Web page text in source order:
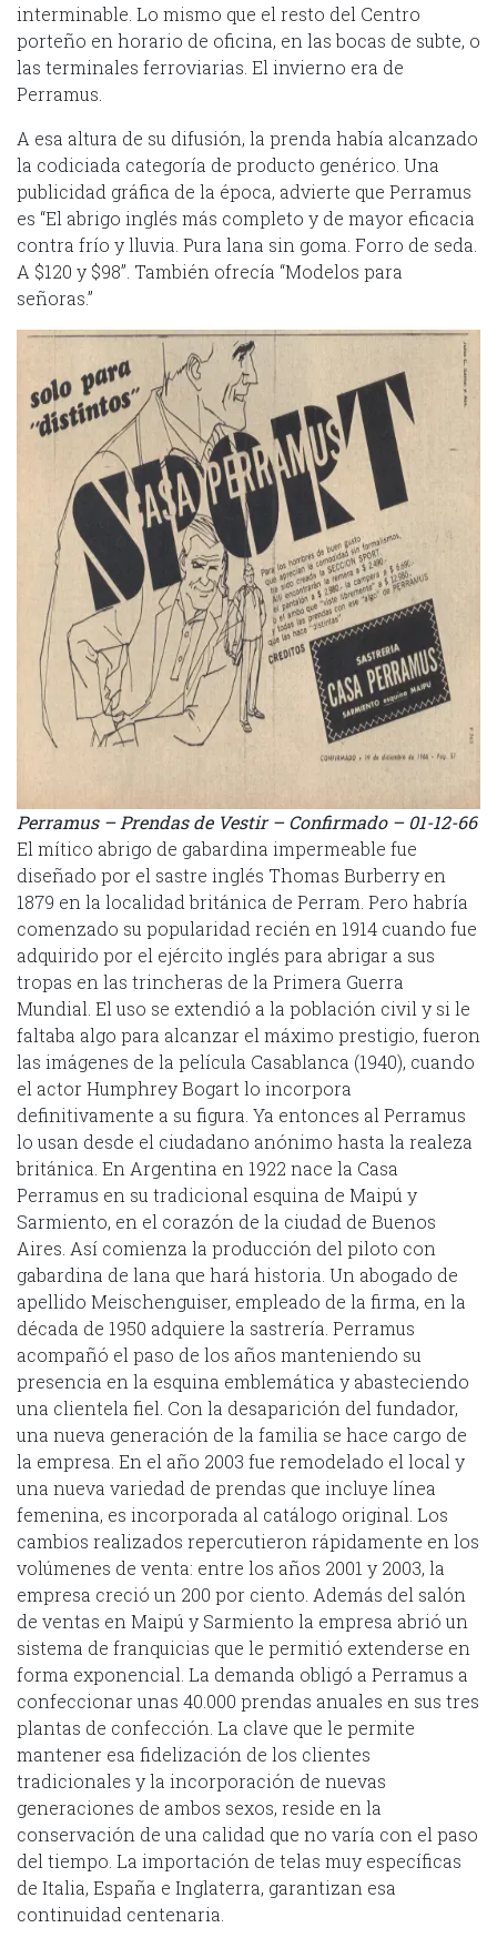
interminable. Lo mismo que el resto del Centro
porteño en horario de oficina, en las bocas de subte, o
las terminales ferroviarias. El invierno era de
Perramus.
A esa altura de su difusión, la prenda había alcanzado
la codiciada categoría de producto genérico. Una
publicidad gráfica de la época, advierte que Perramus
es “El abrigo inglés más completo y de mayor eficacia
contra frío y lluvia. Pura lana sin goma. Forro de seda.
A $120 y $98”. También ofrecía “Modelos para
señoras.”
Perramus – Prendas de Vestir – Confirmado – 01-12-66
El mítico abrigo de gabardina impermeable fue
diseñado por el sastre inglés Thomas Burberry en
1879 en la localidad británica de Perram. Pero habría
comenzado su popularidad recién en 1914 cuando fue
adquirido por el ejército inglés para abrigar a sus
tropas en las trincheras de la Primera Guerra
Mundial. El uso se extendió a la población civil y si le
faltaba algo para alcanzar el máximo prestigio, fueron
las imágenes de la película Casablanca (1940), cuando
el actor Humphrey Bogart lo incorpora
definitivamente a su figura. Ya entonces al Perramus
lo usan desde el ciudadano anónimo hasta la realeza
británica. En Argentina en 1922 nace la Casa
Perramus en su tradicional esquina de Maipú y
Sarmiento, en el corazón de la ciudad de Buenos
Aires. Así comienza la producción del piloto con
gabardina de lana que hará historia. Un abogado de
apellido Meischenguiser, empleado de la firma, en la
década de 1950 adquiere la sastrería. Perramus
acompañó el paso de los años manteniendo su
presencia en la esquina emblemática y abasteciendo
una clientela fiel. Con la desaparición del fundador,
una nueva generación de la familia se hace cargo de
la empresa. En el año 2003 fue remodelado el local y
una nueva variedad de prendas que incluye línea
femenina, es incorporada al catálogo original. Los
cambios realizados repercutieron rápidamente en los
volúmenes de venta: entre los años 2001 y 2003, la
empresa creció un 200 por ciento. Además del salón
de ventas en Maipú y Sarmiento la empresa abrió un
sistema de franquicias que le permitió extenderse en
forma exponencial. La demanda obligó a Perramus a
confeccionar unas 40.000 prendas anuales en sus tres
plantas de confección. La clave que le permite
mantener esa fidelización de los clientes
tradicionales y la incorporación de nuevas
generaciones de ambos sexos, reside en la
conservación de una calidad que no varía con el paso
del tiempo. La importación de telas muy específicas
de Italia, España e Inglaterra, garantizan esa
continuidad centenaria.